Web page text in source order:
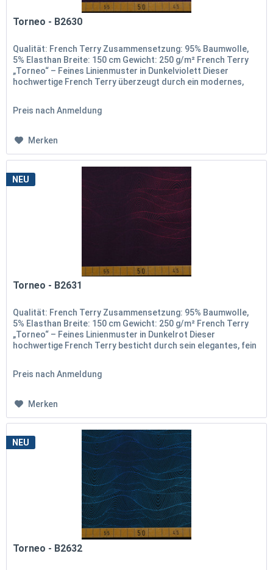
Torneo - B2630
Qualität: French Terry Zusammensetzung: 95% Baumwolle,
5% Elasthan Breite: 150 cm Gewicht: 250 g/m² French Terry
„Torneo“ – Feines Linienmuster in Dunkelviolett Dieser
hochwertige French Terry überzeugt durch ein modernes,
Preis nach Anmeldung
Merken
NEU
Torneo - B2631
Qualität: French Terry Zusammensetzung: 95% Baumwolle,
5% Elasthan Breite: 150 cm Gewicht: 250 g/m² French Terry
„Torneo“ – Feines Linienmuster in Dunkelrot Dieser
hochwertige French Terry besticht durch sein elegantes, fein
Preis nach Anmeldung
Merken
NEU
Torneo - B2632